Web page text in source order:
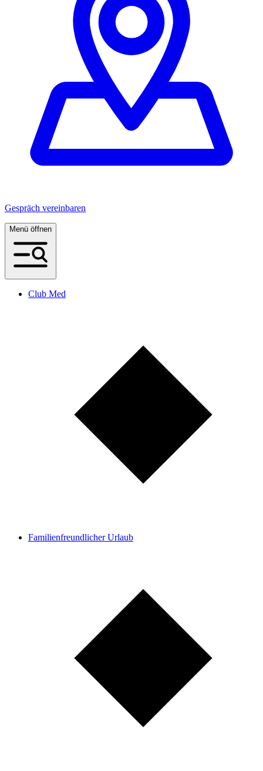
Gespräch vereinbaren
Menü öffnen
Club Med
Familienfreundlicher Urlaub